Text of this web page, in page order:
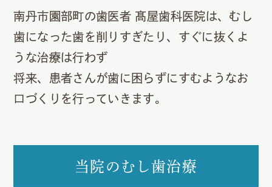
南丹市園部町の歯医者 髙屋歯科医院は、 むし
歯になった歯を削りすぎたり、すぐに抜くよ
うな治療は行わず
将来、患者さんが歯に困らずにすむようなお
口づくりを行っていきます。
当院のむし歯治療